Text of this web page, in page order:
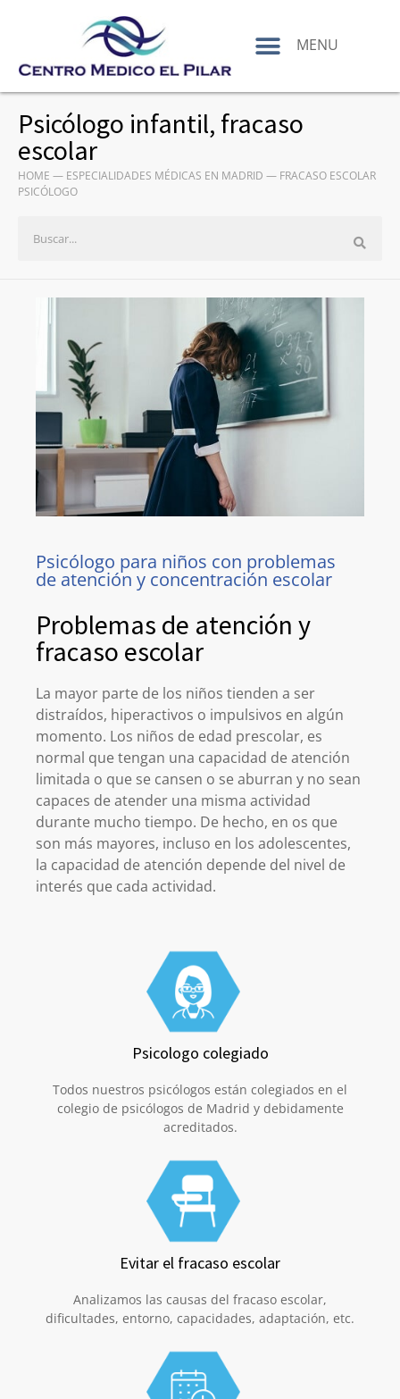
MENU
Psicólogo infantil, fracaso
escolar
HOME — ESPECIALIDADES MÉDICAS EN MADRID — FRACASO ESCOLAR
PSICÓLOGO
Psicólogo para niños con problemas
de atención y concentración escolar
Problemas de atención y
fracaso escolar
La mayor parte de los niños tienden a ser
distraídos, hiperactivos o impulsivos en algún
momento. Los niños de edad prescolar, es
normal que tengan una capacidad de atención
limitada o que se cansen o se aburran y no sean
capaces de atender una misma actividad
durante mucho tiempo. De hecho, en os que
son más mayores, incluso en los adolescentes,
la capacidad de atención depende del nivel de
interés que cada actividad.
Psicologo colegiado
Todos nuestros psicólogos están colegiados en el
colegio de psicólogos de Madrid y debidamente
acreditados.
Evitar el fracaso escolar
Analizamos las causas del fracaso escolar,
dificultades, entorno, capacidades, adaptación, etc.